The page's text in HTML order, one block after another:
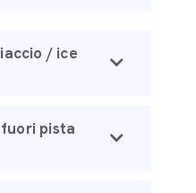
/ ice
pista